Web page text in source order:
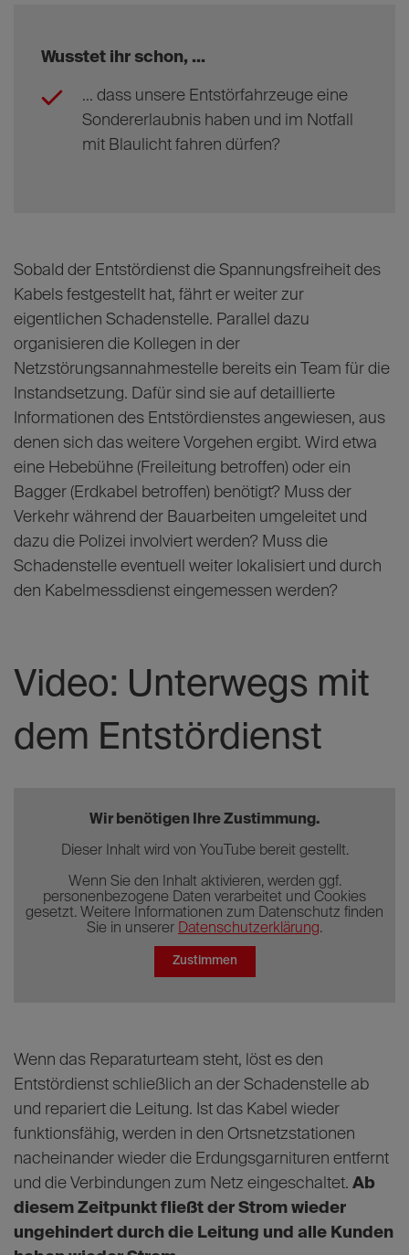
Wusstet ihr schon, ...
... dass unsere Entstörfahrzeuge eine
Sondererlaubnis haben und im Notfall
mit Blaulicht fahren dürfen?
Sobald der Entstördienst die Spannungsfreiheit des
Kabels festgestellt hat, fährt er weiter zur
eigentlichen Schadenstelle. Parallel dazu
organisieren die Kollegen in der
Netzstörungsannahmestelle bereits ein Team für die
Instandsetzung. Dafür sind sie auf detaillierte
Informationen des Entstördienstes angewiesen, aus
denen sich das weitere Vorgehen ergibt. Wird etwa
eine Hebebühne (Freileitung betroffen) oder ein
Bagger (Erdkabel betroffen) benötigt? Muss der
Verkehr während der Bauarbeiten umgeleitet und
dazu die Polizei involviert werden? Muss die
Schadenstelle eventuell weiter lokalisiert und durch
den Kabelmessdienst eingemessen werden?
Video: Unterwegs mit
dem Entstördienst
Wir benötigen Ihre Zustimmung.
Dieser Inhalt wird von YouTube bereit gestellt.
Wenn Sie den Inhalt aktivieren, werden ggf.
personenbezogene Daten verarbeitet und Cookies
gesetzt. Weitere Informationen zum Datenschutz finden
Sie in unserer Datenschutzerklärung.
Zustimmen
Wenn das Reparaturteam steht, löst es den
Entstördienst schließlich an der Schadenstelle ab
und repariert die Leitung. Ist das Kabel wieder
funktionsfähig, werden in den Ortsnetzstationen
nacheinander wieder die Erdungsgarnituren entfernt
und die Verbindungen zum Netz eingeschaltet. Ab
diesem Zeitpunkt fließt der Strom wieder
ungehindert durch die Leitung und alle Kunden